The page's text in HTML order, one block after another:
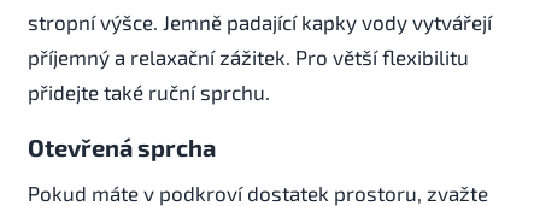
stropní výšce. Jemně padající kapky vody vytvářejí
příjemný a relaxační zážitek. Pro větší flexibilitu
přidejte také ruční sprchu.
Otevřená sprcha
Pokud máte v podkroví dostatek prostoru, zvažte